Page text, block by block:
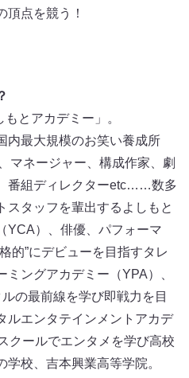
点を競う！
とアカデミー」。
内最大規模のお笑い養成所
マネージャー、構成作家、劇
番組ディレクターetc……数多
スタッフを輩出するよしもと
YCA）、俳優、パフォーマ
的”にデビューを目指すタレ
ングアカデミー（YPA）、
の最前線を学び即戦力を目
ルエンタテインメントアカデ
クールでエンタメを学び高校
校、吉本興業高等学院。